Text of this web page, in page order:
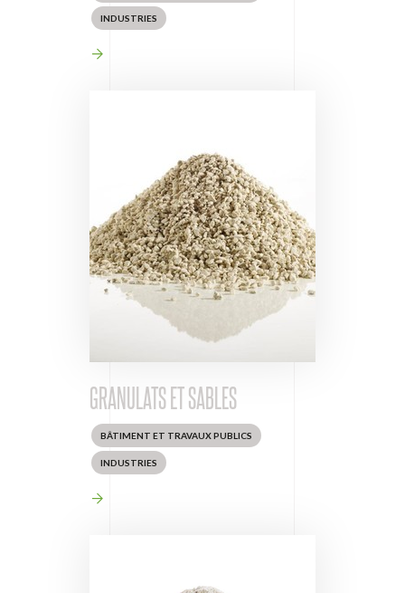
INDUSTRIES
GRANULATS ET SABLES
BÂTIMENT ET TRAVAUX PUBLICS
INDUSTRIES